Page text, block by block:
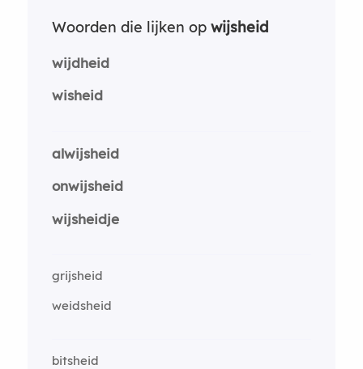
Woorden die lijken op wijsheid
wijdheid
wisheid
alwijsheid
onwijsheid
wijsheidje
grijsheid
weidsheid
bitsheid